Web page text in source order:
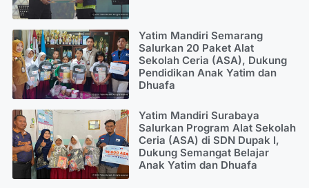
Yatim Mandiri Semarang
Salurkan 20 Paket Alat
Sekolah Ceria (ASA), Dukung
Pendidikan Anak Yatim dan
Dhuafa
Yatim Mandiri Surabaya
Salurkan Program Alat Sekolah
Ceria (ASA) di SDN Dupak I,
Dukung Semangat Belajar
Anak Yatim dan Dhuafa